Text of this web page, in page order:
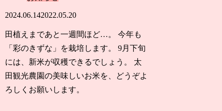
2024.06.142022.05.20
田植えまであと一週間ほど…。 今年も
「彩のきずな」を栽培します。 9月下旬
には、新米が収穫できるでしょう。 太
田観光農園の美味しいお米を、どうぞよ
ろしくお願いします。